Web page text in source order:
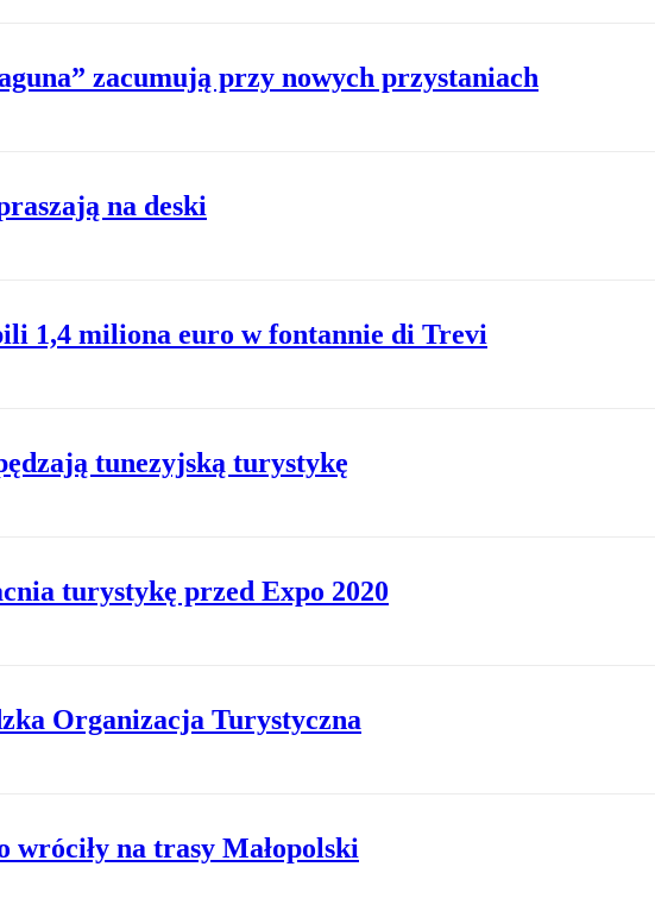
zacumują przy nowych przystaniach
na deski
1,4 miliona euro w fontannie di Trevi
tunezyjską turystykę
turystykę przed Expo 2020
Organizacja Turystyczna
wróciły na trasy Małopolski